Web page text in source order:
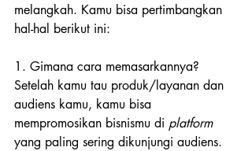
melangkah. Kamu bisa pertimbangkan
hal-hal berikut ini:
1. Gimana cara memasarkannya?
Setelah kamu tau produk/layanan dan
audiens kamu, kamu bisa
mempromosikan bisnismu di platform
yang paling sering dikunjungi audiens.